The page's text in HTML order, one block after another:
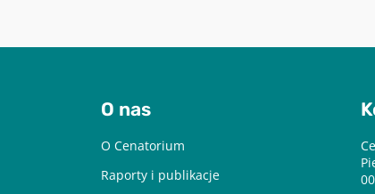
O nas
O Cenatorium
Raporty i publikacje